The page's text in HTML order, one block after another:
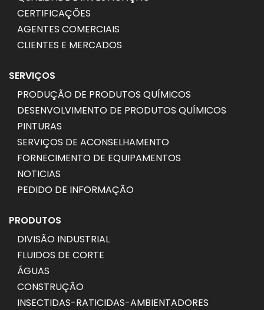
CERTIFICAÇÕES
AGENTES COMERCIAIS
CLIENTES E MERCADOS
SERVIÇOS
PRODUÇÃO DE PRODUTOS QUÍMICOS
DESENVOLVIMENTO DE PRODUTOS QUÍMICOS
PINTURAS
SERVIÇOS DE ACONSELHAMENTO
FORNECIMENTO DE EQUIPAMENTOS
NOTICIAS
PEDIDO DE INFORMAÇÃO
PRODUTOS
DIVISÃO INDUSTRIAL
FLUIDOS DE CORTE
ÁGUAS
CONSTRUÇÃO
INSECTIDAS-RATICIDAS-AMBIENTADORES